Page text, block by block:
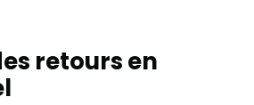
retours en